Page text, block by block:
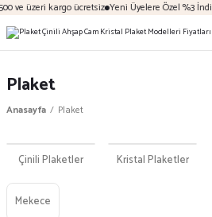
üzeri kargo ücretsiz Yeni Üyelere Özel %3 İndirim
Plaket
Anasayfa Plaket
Çinili Plaketler Kristal Plaketler
Mekece